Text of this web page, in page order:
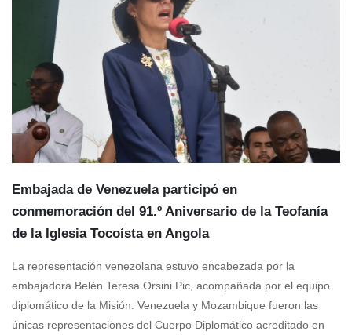
Embajada de Venezuela participó en
conmemoración del 91.º Aniversario de la Teofanía
de la Iglesia Tocoísta en Angola
La representación venezolana estuvo encabezada por la
embajadora Belén Teresa Orsini Pic, acompañada por el equipo
diplomático de la Misión. Venezuela y Mozambique fueron las
únicas representaciones del Cuerpo Diplomático acreditado en